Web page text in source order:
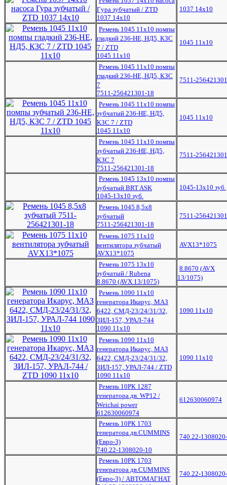
Гура зубчатый / ZTD
1037 14х10
1037 14х10
Ремень 1045 11х10 помпы
гладкий 236-НЕ, НД5, КЗС
7 / ZTD
1045 11x10
1045 11x10
Ремень 1045 11х10 помпы
гладкий 236-НЕ, НД5, КЗС
7
7511-256421301-18
7511-
Ремень 1045 11х10 помпы
зубчатый 236-НЕ, НД5,
КЗС 7 / ZTD
1045 11x10
1045 11x10
Ремень 1045 11х10 помпы
зубчатый 236-НЕ, НД5,
КЗС 7
7511-256421301-18
7511-
Ремень 1045 13х10 помпы
зубчатый BRT ASK
1045-13x10 зуб.
1045-13x10 зуб.
Ремень 1045 8,5х8
зубчатый
7511-256421301-18
7511-
Ремень 1075 11x10
вентилятора зубчатый
AVX13*1075
AVX13*1075
Ремень 1075 13х10
зубчатый / Rubena
8.8670 (AVX 13/1075)
8.8670 (AVX
13/1075)
Ремень 1090 11x10
генератора Икарус, МАЗ
6422, СМД-23/24/31/32,
ЗИЛ-157, УРАЛ-744
1090 11x10
1090 11x10
Ремень 1090 11x10
генератора Икарус, МАЗ
6422, СМД-23/24/31/32,
ЗИЛ-157, УРАЛ-744 / ZTD
1090 11x10
1090 11x10
Ремень 10РК 1287
генератора дв. WP12 /
Weichai power
612630060974
612630060974
Ремень 10РК 1703
генератора дв.CUMMINS
(Евро-3)
740.22-1308020-10
740.22-
Ремень 10РК 1703
генератора дв.CUMMINS
(Евро-3) / АВТОМАГНАТ
740.22-